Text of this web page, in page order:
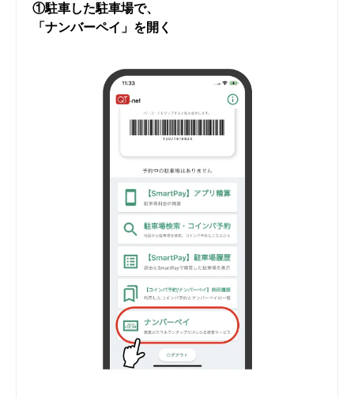
①駐車した駐車場で、
「ナンバーペイ」を開く